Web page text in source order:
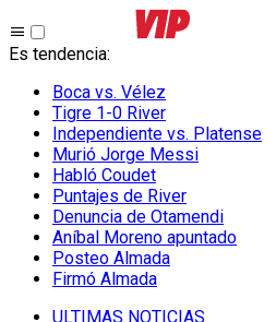
Es tendencia:
Boca vs. Vélez
Tigre 1-0 River
Independiente vs. Platense
Murió Jorge Messi
Habló Coudet
Puntajes de River
Denuncia de Otamendi
Aníbal Moreno apuntado
Posteo Almada
Firmó Almada
ULTIMAS NOTICIAS